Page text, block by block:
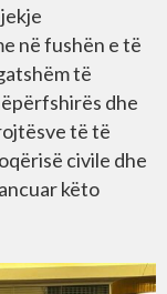
në fushën e të
të
dhe
të të
civile dhe
këto